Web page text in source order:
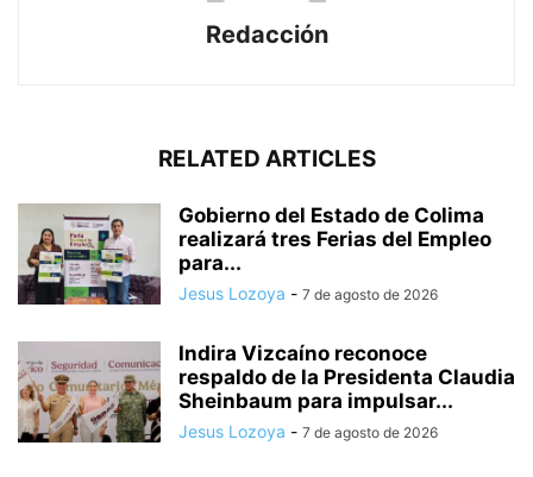
Redacción
RELATED ARTICLES
Gobierno del Estado de Colima
realizará tres Ferias del Empleo
para...
Jesus Lozoya - 7 de agosto de 2026
Indira Vizcaíno reconoce
respaldo de la Presidenta Claudia
Sheinbaum para impulsar...
Jesus Lozoya - 7 de agosto de 2026